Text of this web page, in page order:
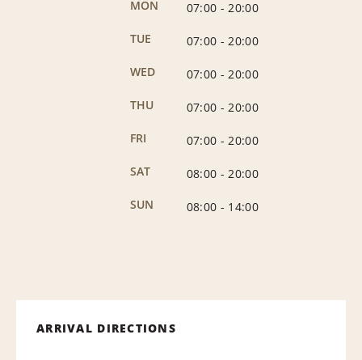
MON 07:00 - 20:00
TUE
07:00 - 20:00
WED
07:00 - 20:00
THU
07:00 - 20:00
FRI
07:00 - 20:00
SAT
08:00 - 20:00
SUN
08:00 - 14:00
ARRIVAL DIRECTIONS